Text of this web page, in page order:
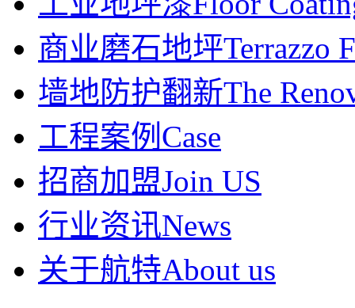
商业磨石地坪Terrazzo
墙地防护翻新The
工程案例 Case
招商加盟Join US
行业资讯News
关于航特About us